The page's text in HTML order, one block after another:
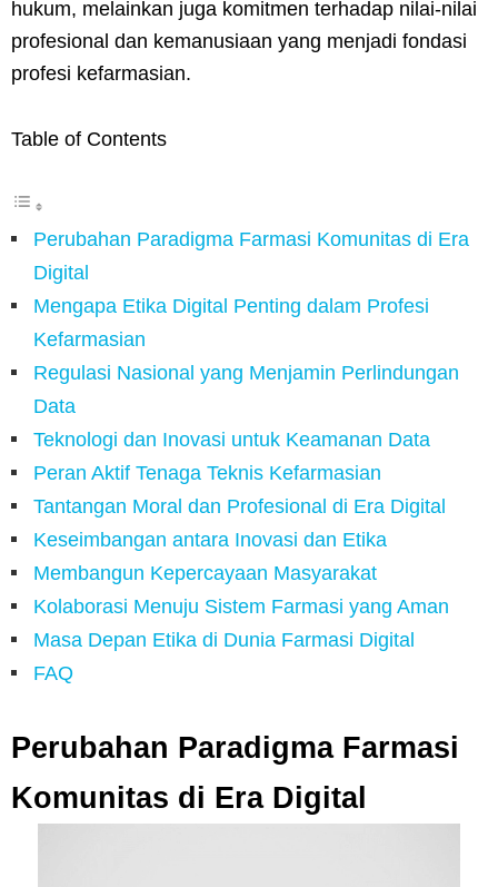
hukum, melainkan juga komitmen terhadap nilai-nilai
profesional dan kemanusiaan yang menjadi fondasi
profesi kefarmasian.
Table of Contents
Perubahan Paradigma Farmasi Komunitas di Era
Digital
Mengapa Etika Digital Penting dalam Profesi
Kefarmasian
Regulasi Nasional yang Menjamin Perlindungan
Data
Teknologi dan Inovasi untuk Keamanan Data
Peran Aktif Tenaga Teknis Kefarmasian
Tantangan Moral dan Profesional di Era Digital
Keseimbangan antara Inovasi dan Etika
Membangun Kepercayaan Masyarakat
Kolaborasi Menuju Sistem Farmasi yang Aman
Masa Depan Etika di Dunia Farmasi Digital
FAQ
Perubahan Paradigma Farmasi
Komunitas di Era Digital